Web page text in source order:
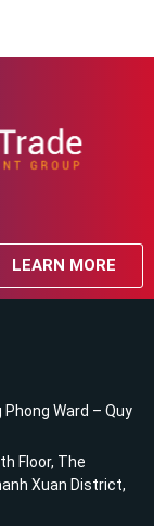
LEARN MORE
Ward – Quy
Floor, The
Xuan District,